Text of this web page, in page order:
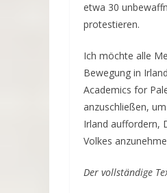
etwa 30
protestieren.
Ich möchte alle
Bewegung in
Academics for
anzuschließen,
Irland auffordern,
Volkes
Der vollständige